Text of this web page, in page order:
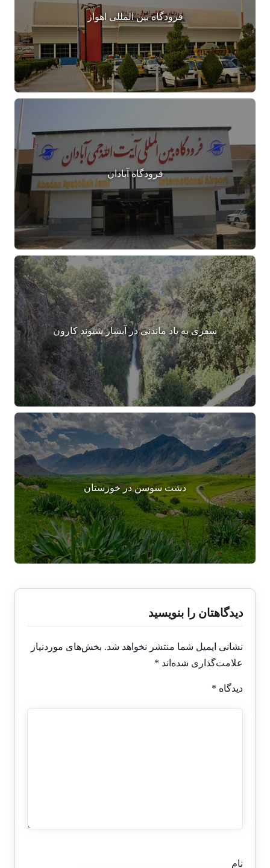
فرودگاه بین المللی اهواز
فرودگاه آبادان
سفری به یاد ماندنی در آبشار شیوند کارون
دشت سوسن در خوزستان
دیدگاهتان را بنویسید
نشانی ایمیل شما منتشر نخواهد شد. بخش‌های موردنیاز
علامت‌گذاری شده‌اند *
دیدگاه *
نام